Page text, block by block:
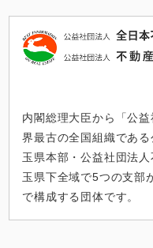
内閣総理大臣から「公
界最古の全国組織であ
玉県本部・公益社団法
玉県下全域で5つの支部
で構成する団体です。